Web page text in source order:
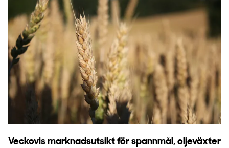
Veckovis marknadsutsikt för spannmål, oljeväxter